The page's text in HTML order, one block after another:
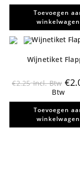
Toevoegen
winkelwagen
Wijnetiket
€2.25 Incl. Btw €
Btw
Toevoegen
winkelwagen